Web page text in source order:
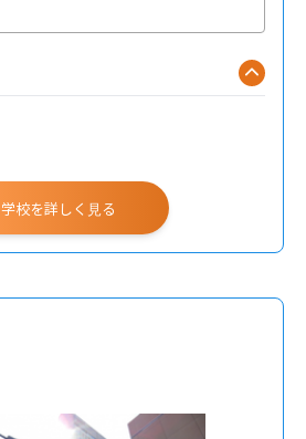
学校を詳しく見る